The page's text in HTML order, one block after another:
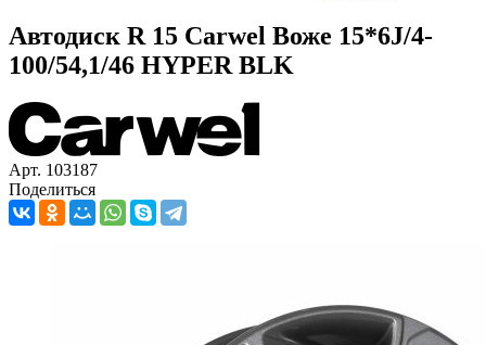
Автодиск R 15 Carwel Воже 15*6J/4-
100/54,1/46 HYPER BLK
Арт. 103187
Поделиться